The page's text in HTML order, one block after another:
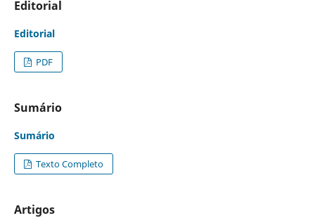
Editorial
Editorial
PDF
Sumário
Sumário
Texto Completo
Artigos